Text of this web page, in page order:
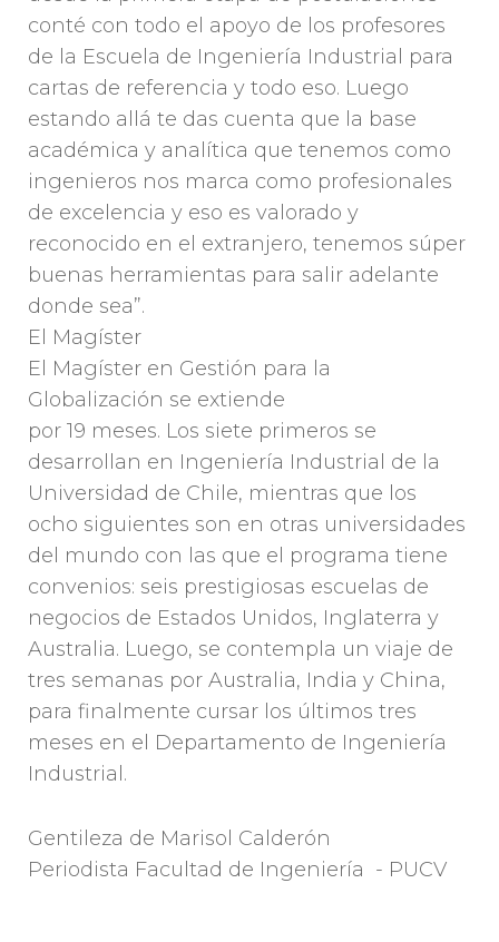
conté con todo el apoyo de los profesores
de la Escuela de Ingeniería Industrial para
cartas de referencia y todo eso. Luego
estando allá te das cuenta que la base
académica y analítica que tenemos como
ingenieros nos marca como profesionales
de excelencia y eso es valorado y
reconocido en el extranjero, tenemos súper
buenas herramientas para salir adelante
donde sea”.
El Magíster
El Magíster en Gestión para la
Globalización se extiende
por 19 meses. Los siete primeros se
desarrollan en Ingeniería Industrial de la
Universidad de Chile, mientras que los
ocho siguientes son en otras universidades
del mundo con las que el programa tiene
convenios: seis prestigiosas escuelas de
negocios de Estados Unidos, Inglaterra y
Australia. Luego, se contempla un viaje de
tres semanas por Australia, India y China,
para finalmente cursar los últimos tres
meses en el Departamento de Ingeniería
Industrial.
Gentileza de Marisol Calderón
Periodista Facultad de Ingeniería - PUCV